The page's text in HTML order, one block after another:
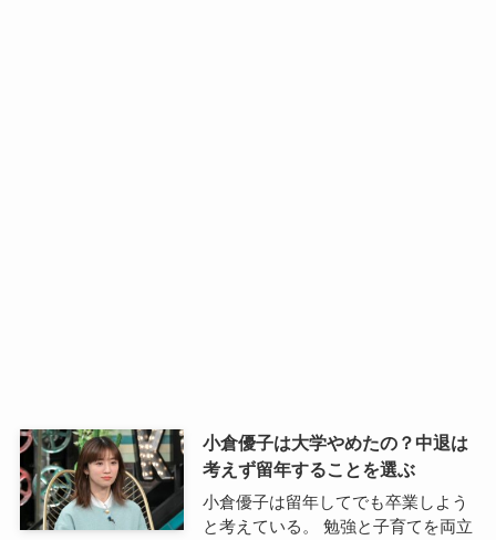
小倉優子は大学やめたの？中退は
考えず留年することを選ぶ
小倉優子は留年してでも卒業しよう
と考えている。 勉強と子育てを両立